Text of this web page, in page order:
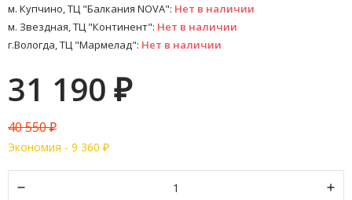
м. Купчино, ТЦ "Балкания NOVA": Нет в наличии
м. Звездная, ТЦ "Континент": Нет в наличии
г.Вологда, ТЦ "Мармелад": Нет в наличии
31 190 ₽
40 550₽
Экономия - 9 360 ₽